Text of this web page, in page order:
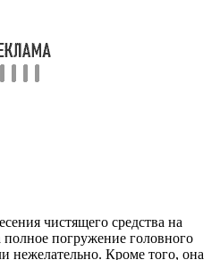
чистящего средства на
полное погружение головного
нежелательно. Кроме того, она